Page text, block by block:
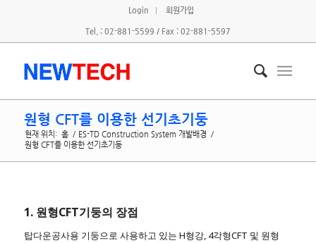
Login 회원가입
Tel. : 02-881-5599 / Fax : 02-881-5597
원형 CFT를 이용한 선기초기둥
현재 위치: 홈 / ES-TD Construction System 개발배경 /
원형 CFT를 이용한 선기초기둥
1. 원형CFT기둥의 장점
탑다운공사용 기둥으로 사용하고 있는 H형강, 4각형CFT 및 원형